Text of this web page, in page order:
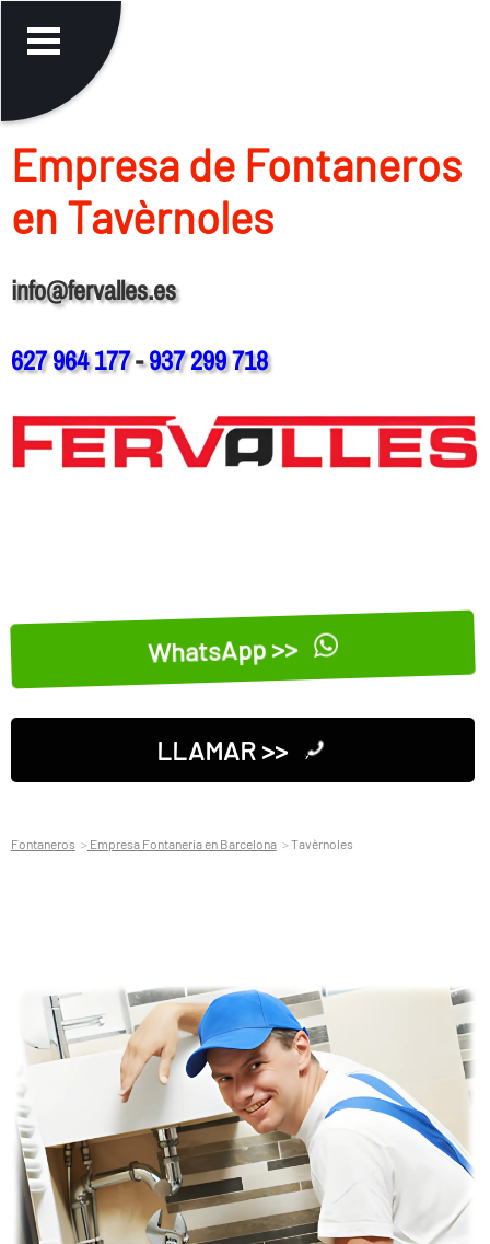
Empresa de Fontaneros
en Tavèrnoles
info@fervalles.es
627 964 177-937 299 718
WhatsApp >>
LLAMAR >>
Fontaneros Empresa Fontaneria en Barcelona Tavèrnoles